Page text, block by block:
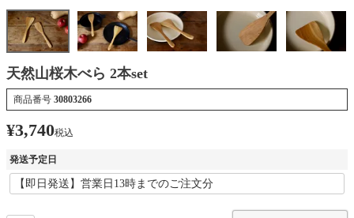
天然山桜木べら 2本set
商品番号 30803266
¥3,740税込
発送予定日